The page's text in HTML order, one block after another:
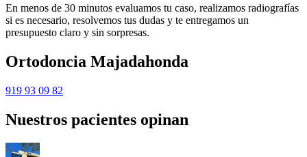
En menos de 30 minutos evaluamos tu caso, realizamos radiografías
si es necesario, resolvemos tus dudas y te entregamos un
presupuesto claro y sin sorpresas.
Ortodoncia Majadahonda
919 93 09 82
Nuestros pacientes opinan